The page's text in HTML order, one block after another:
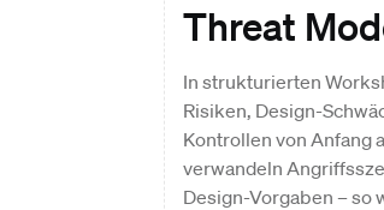
Threat
In strukturierten
Risiken, Design-
Kontrollen von Anfang
verwandeln
Design-Vorgaben – so